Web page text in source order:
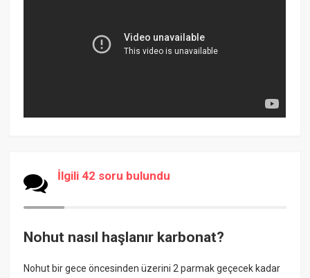
İlgili 42 soru bulundu
Nohut nasıl haşlanır karbonat?
Nohut bir gece öncesinden üzerini 2 parmak geçecek kadar